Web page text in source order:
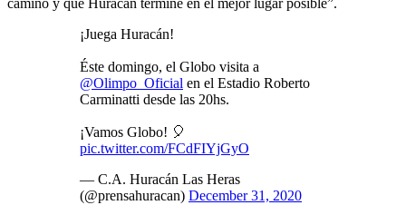
¡Juega Huracán!
Éste domingo, el Globo visita a
@Olimpo_Oficial en el Estadio Roberto
Carminatti desde las 20hs.
¡Vamos Globo! 🎈
pic.twitter.com/FCdFIYjGyO
— C.A. Huracán Las Heras
(@prensahuracan) December 31, 2020